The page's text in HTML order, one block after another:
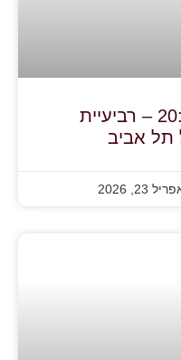
23.4.26, בשעה 20:00 – רביעיית
תל אביב
23, 2026